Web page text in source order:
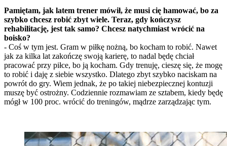
Pamiętam, jak latem trener mówił, że musi cię hamować, bo za
szybko chcesz robić zbyt wiele. Teraz, gdy kończysz
rehabilitację, jest tak samo? Chcesz natychmiast wrócić na
boisko?
- Coś w tym jest. Gram w piłkę nożną, bo kocham to robić. Nawet
jak za kilka lat zakończę swoją karierę, to nadal będę chciał
pracować przy piłce, bo ją kocham. Gdy trenuję, cieszę się, że mogę
to robić i daję z siebie wszystko. Dlatego zbyt szybko naciskam na
powrót do gry. Wiem jednak, że po takiej niebezpiecznej kontuzji
muszę być ostrożny. Codziennie rozmawiam ze sztabem, kiedy będę
mógł w 100 proc. wrócić do treningów, mądrze zarządzając tym.